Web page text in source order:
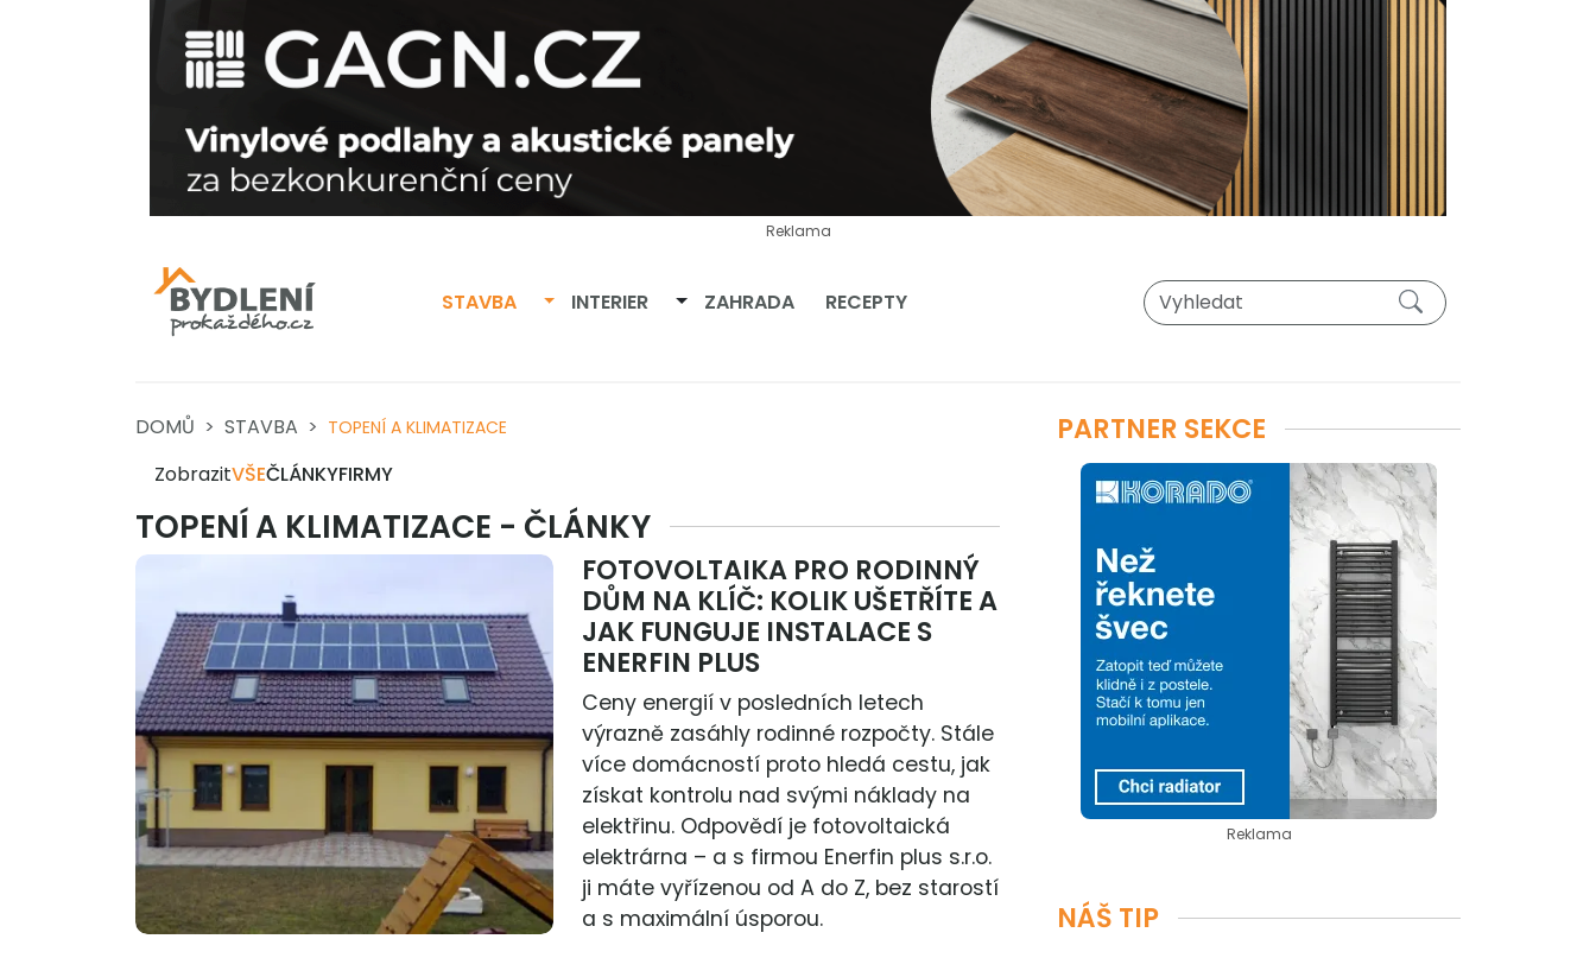
Reklama
STAVBA Přepnout dropdown
INTERIER Přepnout dropdown
ZAHRADA RECEPTY
DOMŮ STAVBA TOPENÍ A KLIMATIZACE
ZobrazitVŠEČLÁNKYFIRMY
TOPENÍ A KLIMATIZACE - ČLÁNKY
FOTOVOLTAIKA PRO RODINNÝ
DŮM NA KLÍČ: KOLIK UŠETŘÍTE A
JAK FUNGUJE INSTALACE S
ENERFIN PLUS
Ceny energií v posledních letech
výrazně zasáhly rodinné rozpočty. Stále
více domácností proto hledá cestu, jak
získat kontrolu nad svými náklady na
elektřinu. Odpovědí je fotovoltaická
elektrárna – a s firmou Enerfin plus s.r.o.
ji máte vyřízenou od A do Z, bez starostí
a s maximální úsporou.
PARTNER SEKCE
Reklama
NÁŠ TIP